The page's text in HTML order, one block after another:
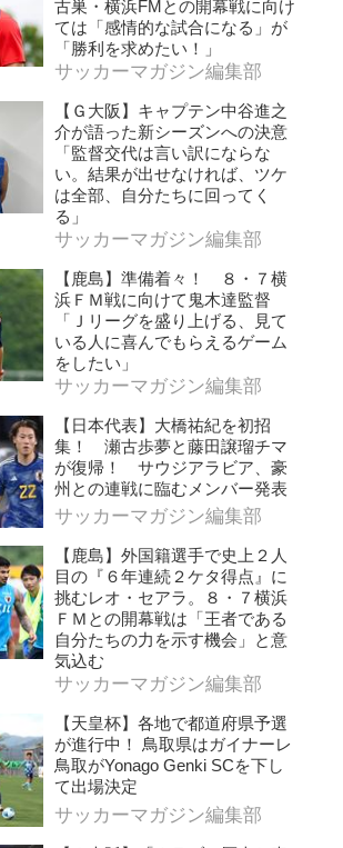
古巣・横浜FMとの開幕戦に向け
ては「感情的な試合になる」が
「勝利を求めたい！」
サッカーマガジン編集部
【Ｇ大阪】キャプテン中谷進之
介が語った新シーズンへの決意
「監督交代は言い訳にならな
い。結果が出せなければ、ツケ
は全部、自分たちに回ってく
る」
サッカーマガジン編集部
【鹿島】準備着々！ ８・７横
浜ＦＭ戦に向けて鬼木達監督
「Ｊリーグを盛り上げる、見て
いる人に喜んでもらえるゲーム
をしたい」
サッカーマガジン編集部
【日本代表】大橋祐紀を初招
集！ 瀬古歩夢と藤田譲瑠チマ
が復帰！ サウジアラビア、豪
州との連戦に臨むメンバー発表
サッカーマガジン編集部
【鹿島】外国籍選手で史上２人
目の『６年連続２ケタ得点』に
挑むレオ・セアラ。８・７横浜
ＦＭとの開幕戦は「王者である
自分たちの力を示す機会」と意
気込む
サッカーマガジン編集部
【天皇杯】各地で都道府県予選
が進行中！ 鳥取県はガイナーレ
鳥取がYonago Genki SCを下し
て出場決定
サッカーマガジン編集部